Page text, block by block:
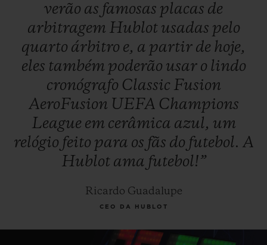
verão as famosas placas de
arbitragem Hublot usadas pelo
quarto árbitro e, a partir de hoje,
eles também poderão usar o lindo
cronógrafo Classic Fusion
AeroFusion UEFA Champions
League em cerâmica azul, um
relógio feito para os fãs do futebol. A
Hublot ama futebol!”
Ricardo Guadalupe
CEO DA HUBLOT